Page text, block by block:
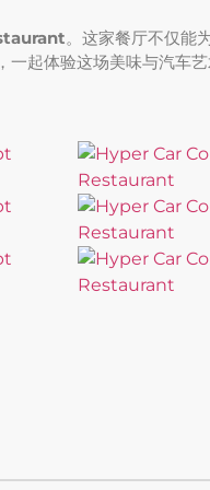
。这家餐厅不仅能
起体验这场美味与汽车艺